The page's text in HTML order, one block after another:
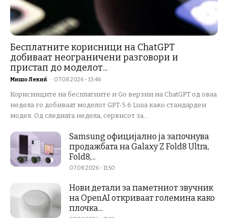
Бесплатните корисници на ChatGPT
добиваат неограничени разговори и
пристап до моделот...
Мишо Лекиќ - 07.08.2026 - 13:46
Корисниците на бесплатните и Go верзии на ChatGPT од оваа
недела го добиваат моделот GPT-5.6 Luna како стандарден
модел. Од следната недела, сервисот за...
Samsung официјално ја започнува
продажбата на Galaxy Z Fold8 Ultra,
Fold8,...
07.08.2026 - 11:50
Нови детали за паметниот звучник
на OpenAI откриваат големина како
плочка...